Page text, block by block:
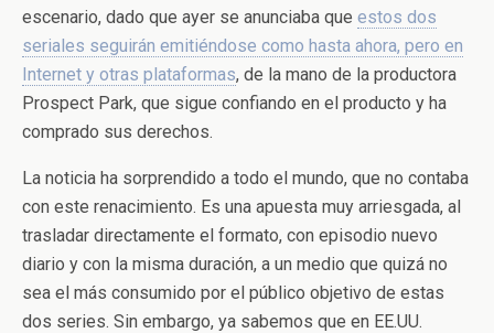
escenario, dado que ayer se anunciaba que estos dos
seriales seguirán emitiéndose como hasta ahora, pero en
Internet y otras plataformas, de la mano de la productora
Prospect Park, que sigue confiando en el producto y ha
comprado sus derechos.
La noticia ha sorprendido a todo el mundo, que no contaba
con este renacimiento. Es una apuesta muy arriesgada, al
trasladar directamente el formato, con episodio nuevo
diario y con la misma duración, a un medio que quizá no
sea el más consumido por el público objetivo de estas
dos series. Sin embargo, ya sabemos que en EE.UU.